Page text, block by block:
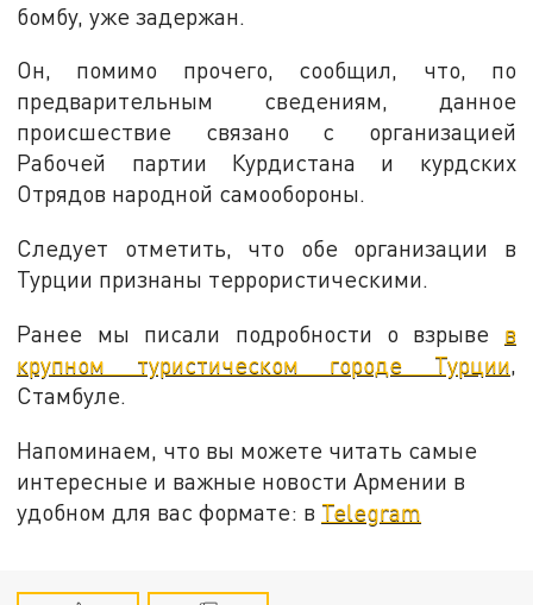
бомбу, уже задержан.
Он, помимо прочего, сообщил, что, по
предварительным сведениям, данное
происшествие связано с организацией
Рабочей партии Курдистана и курдских
Отрядов народной самообороны.
Следует отметить, что обе организации в
Турции признаны террористическими.
Ранее мы писали подробности о взрыве в
крупном туристическом городе Турции,
Стамбуле.
Напоминаем, что вы можете читать самые
интересные и важные новости Армении в
удобном для вас формате: в Telegram